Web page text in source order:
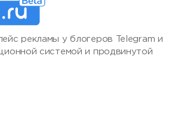
рекламы у блогеров Telegram и
системой и продвинутой